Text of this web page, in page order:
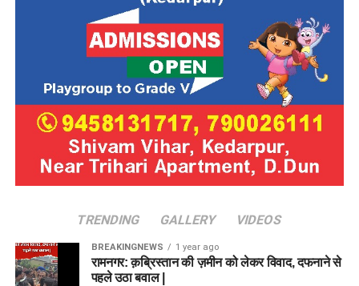
TRENDING GALLERY VIDEOS
BREAKINGNEWS 1 year ago
रामनगर: क़ब्रिस्तान की ज़मीन को लेकर विवाद, दफनाने से
पहले उठा बवाल |